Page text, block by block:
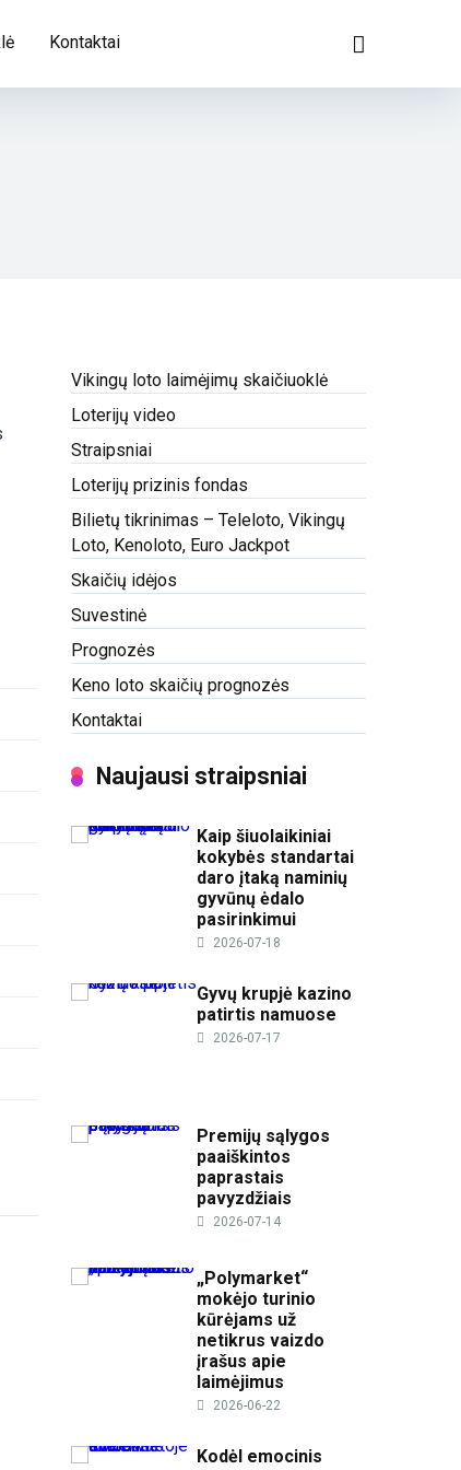
Kontaktai
Vikingų loto laimėjimų skaičiuoklė
Loterijų video
Straipsniai
Loterijų prizinis fondas
Bilietų tikrinimas – Teleloto, Vikingų
Loto, Kenoloto, Euro Jackpot
Skaičių idėjos
Suvestinė
Prognozės
Keno loto skaičių prognozės
Kontaktai
Naujausi straipsniai
Kaip šiuolaikiniai
kokybės standartai
daro įtaką naminių
gyvūnų ėdalo
pasirinkimui
2026-07-18
Gyvų krupjė kazino
patirtis namuose
2026-07-17
Premijų sąlygos
paaiškintos
paprastais
pavyzdžiais
2026-07-14
„Polymarket“
mokėjo turinio
kūrėjams už
netikrus vaizdo
įrašus apie
laimėjimus
2026-06-22
Kodėl emocinis